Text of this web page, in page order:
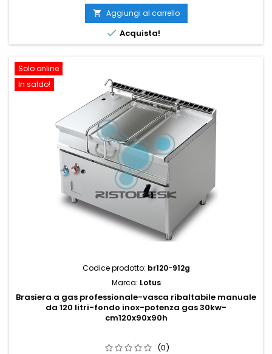
 Aggiungi al carrello
 Acquista!
Solo online
In saldo!
Codice prodotto: br120-912g
Marca: Lotus
Brasiera a gas professionale-vasca ribaltabile manuale
da 120 litri-fondo inox-potenza gas 30kw-
cm120x90x90h
(0)